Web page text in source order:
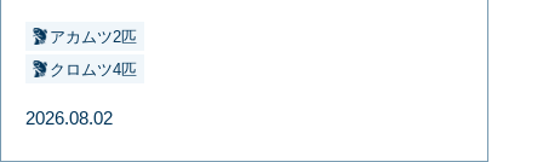
アカムツ2匹
クロムツ4匹
2026.08.02